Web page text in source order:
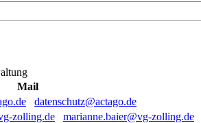
Mail
datenschutz@actago.de
marianne.baier@vg-zolling.de